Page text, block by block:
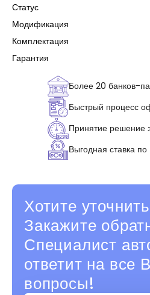
Статус
Модификация
Комплектация
Гарантия
Более 20 банков-
Быстрый процесс
Принятие решение
Выгодная ставка по
Хотите
Закажите
Специалист
ответит на все
вопросы!